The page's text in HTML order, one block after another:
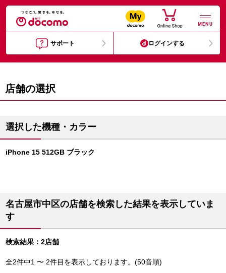
MENU
サポート ログインする
店舗の選択
選択した機種・カラー
iPhone 15 512GB ブラック
名古屋市中区の店舗を検索した結果を表示していま
す
検索結果：2店舗
全2件中1 〜 2件目を表示しております。(50音順)